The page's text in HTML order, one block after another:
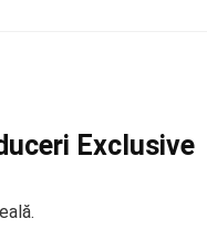
Exclusive